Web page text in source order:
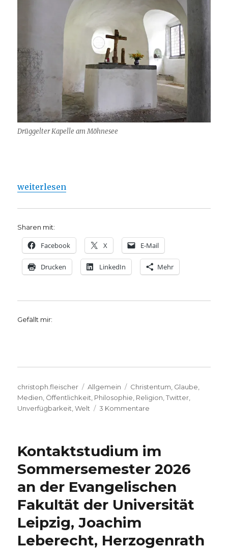
Drüggelter Kapelle am Möhnesee
„Zum Blog „der-schwache-glaube“ …“
weiterlesen
Sharen mit:
Facebook X E-Mail
Drucken LinkedIn Mehr
Gefällt mir:
Autor
christoph.fleischer Kategorien
Allgemein Schlagwörter
Christentum Glaube
Medien Öffentlichkeit Philosophie Religion ,Twitter
Unverfügbarkeit ,Welt 3 Kommentare
schwache-
Kontaktstudium im
Sommersemester 2026
an der Evangelischen
Fakultät der Universität
Leipzig, Joachim
Leberecht, Herzogenrath